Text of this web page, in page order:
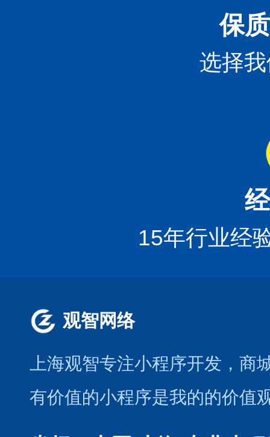
保
选择
15年行业经
观智网络
上海观智专注小程序开发 ，商
有价值的小程序是我的的价值